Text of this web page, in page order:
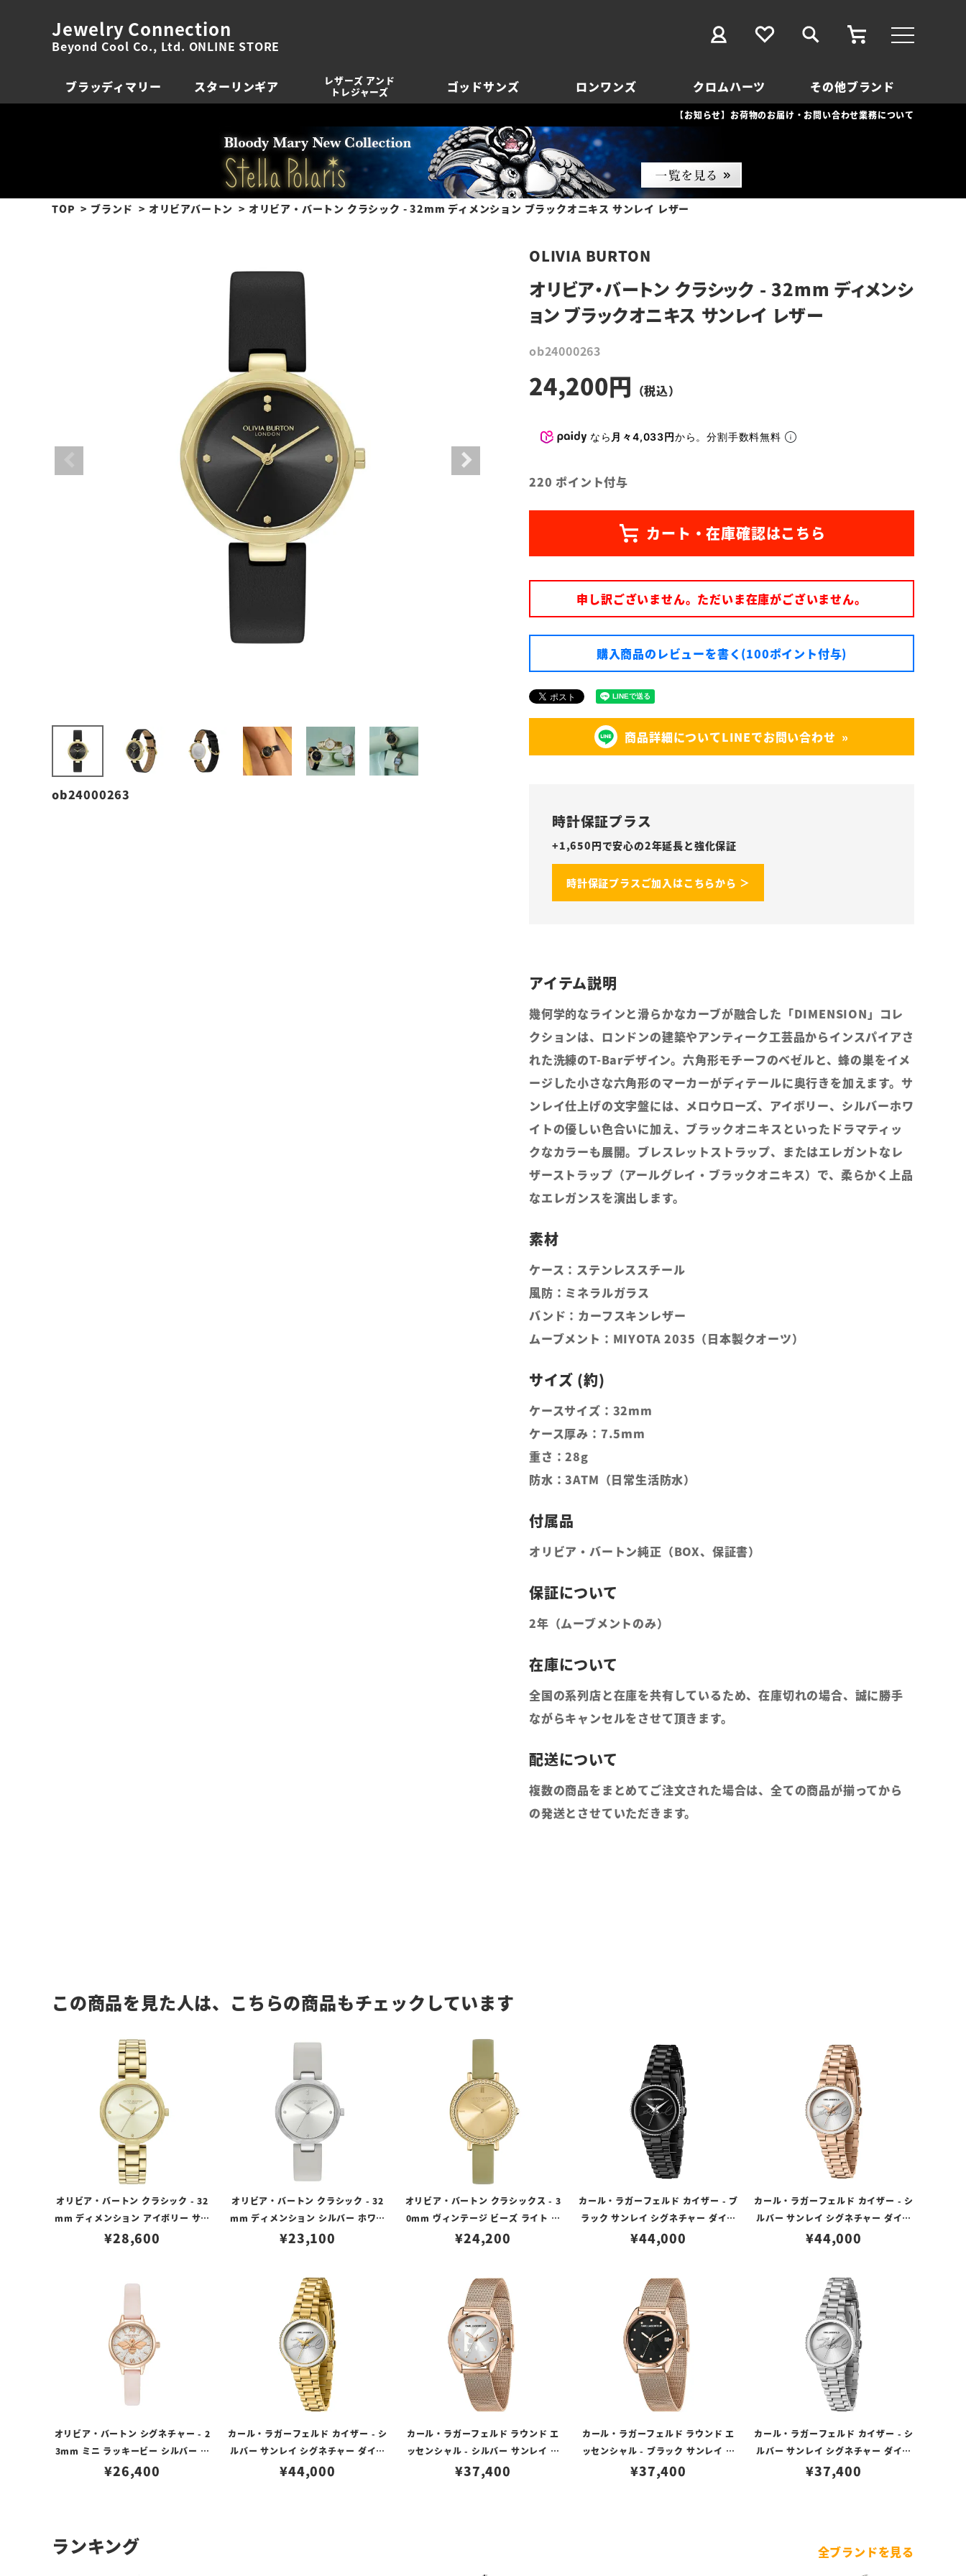
Jewelry Connection
Beyond Cool Co., Ltd. ONLINE STORE
ブラッディマリー スターリンギア
レザーズ アンド
トレジャーズ
ゴッドサンズ ロンワンズ クロムハーツ その他ブランド
【お知らせ】お荷物のお届け・お問い合わせ業務について
TOP ブランド オリビアバートン オリビア・バートン クラシック - 32mm ディメンション ブラックオニキス サンレイ レザー
ob24000263
OLIVIA BURTON
オリビア・バートン クラシック - 32mm ディメンシ
ョン ブラックオニキス サンレイ レザー
ob24000263
24,200
なら 月々4,033円から。分割手数料無料
220 ポイント付与
申し訳ございません。ただいま在庫がございません。
購入商品のレビューを書く(100ポイント付与)
商品詳細についてLINEでお問い合わせ
時計保証プラス
+1,650円で安心の2年延長と強化保証
時計保証プラスご加入はこちらから ＞
幾何学的なラインと滑らかなカーブが融合した「DIMENSION」コレ
クションは、ロンドンの建築やアンティーク工芸品からインスパイアさ
れた洗練のT-Barデザイン。六角形モチーフのベゼルと、蜂の巣をイメ
ージした小さな六角形のマーカーがディテールに奥行きを加えます。サ
ンレイ仕上げの文字盤には、メロウローズ、アイボリー、シルバーホワ
イトの優しい色合いに加え、ブラックオニキスといったドラマティッ
クなカラーも展開。ブレスレットストラップ、またはエレガントなレ
ザーストラップ（アールグレイ・ブラックオニキス）で、柔らかく上品
なエレガンスを演出します。
ケース：ステンレススチール
風防：ミネラルガラス
バンド：カーフスキンレザー
ムーブメント：MIYOTA 2035（日本製クオーツ）
ケースサイズ：32mm
ケース厚み：7.5mm
重さ：28g
防水：3ATM（日常生活防水）
オリビア・バートン純正（BOX、保証書）
2年（ムーブメントのみ）
全国の系列店と在庫を共有しているため、在庫切れの場合、誠に勝手
ながらキャンセルをさせて頂きます。
複数の商品をまとめてご注文された場合は、全ての商品が揃ってから
の発送とさせていただきます。
この商品を見た人は、こちらの商品もチェックしています
オリビア・バートン クラシック - 32
mm ディメンション アイボリー サン
レイ ゴールド ブレスレット
¥28,600
オリビア・バートン クラシック - 32
mm ディメンション シルバー ホワイ
ト サンレイ アールグレイ レザー
¥23,100
オリビア・バートン クラシックス - 3
0mm ヴィンテージ ビーズ ライト ゴ
ールド サンレイ セージ グリーン レザ
¥24,200
カール・ラガーフェルド カイザー - ブ
ラック サンレイ シグネチャー ダイヤ
ル ブラック
¥44,000
カール・ラガーフェルド カイザー - シ
ルバー サンレイ シグネチャー ダイヤ
ル ローズゴールド
¥44,000
オリビア・バートン シグネチャー - 2
3mm ミニ ラッキービー シルバー ホ
ワイト ライトブラッシュ レザー
¥26,400
カール・ラガーフェルド カイザー - シ
ルバー サンレイ シグネチャー ダイヤ
ル イエローゴールド
¥44,000
カール・ラガーフェルド ラウンド エ
ッセンシャル - シルバー サンレイ シ
グネチャー ダイヤル ローズゴールド
¥37,400
カール・ラガーフェルド ラウンド エ
ッセンシャル - ブラック サンレイ シ
グネチャー ダイヤル ローズゴールド
¥37,400
カール・ラガーフェルド カイザー - シ
ルバー サンレイ シグネチャー ダイヤ
ル シルバー
¥37,400
ランキング 全ブランドを見る